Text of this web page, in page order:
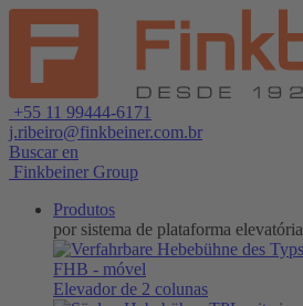
+55 11 99444-6171
j.ribeiro@finkbeiner.com.br
Buscar en
Finkbeiner Group
Produtos
por sistema de plataforma elevatória
FHB - móvel
Elevador de 2 colunas